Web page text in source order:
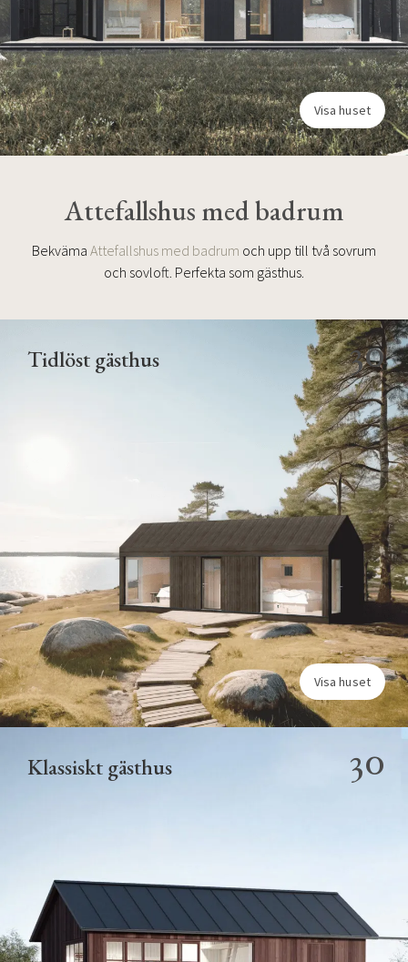
Visa huset
Attefallshus med badrum
Bekväma Attefallshus med badrum och upp till två sovrum
och sovloft. Perfekta som gästhus.
Tidlöst gästhus 30
Visa huset
Klassiskt gästhus 30